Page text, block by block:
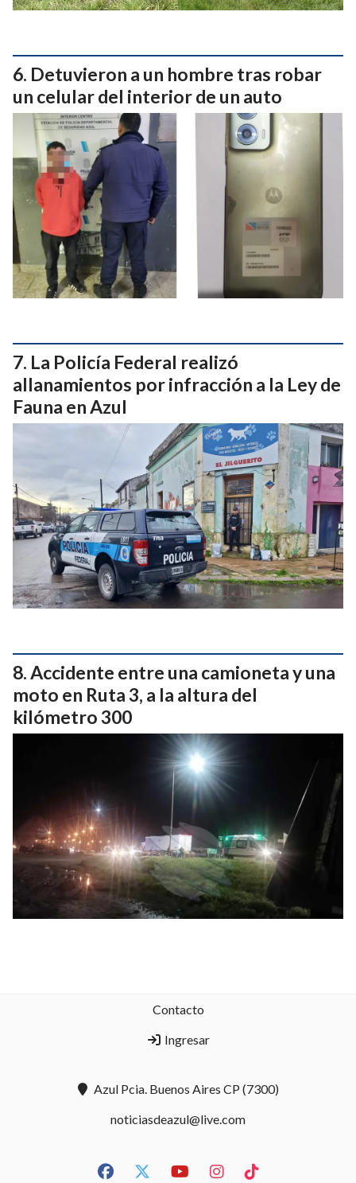
Detuvieron a un hombre tras robar
un celular del interior de un auto
La Policía Federal realizó
allanamientos por infracción a la Ley de
Fauna en Azul
Accidente entre una camioneta y una
moto en Ruta 3, a la altura del
kilómetro 300
Contacto
Ingresar
Azul Pcia. Buenos Aires CP (7300)
noticiasdeazul@live.com